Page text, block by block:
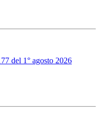
del 1° agosto 2026